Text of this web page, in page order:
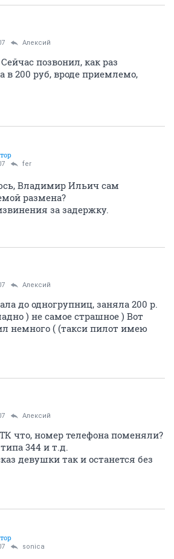
Алексий
позвонил, как раз
в 200 руб, вроде приемлемо,
fer
Владимир Ильич сам
размена?
за задержку.
Алексий
до одногрупниц, заняла 200 р.
) не самое страшное ) Вот
немного ( (такси пилот имею
Алексий
что, номер телефона поменяли?
344 и т.д.
девушки так и останется без
sonica